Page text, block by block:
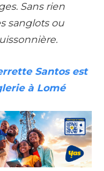
Sans rien
sanglots ou
Santos est
à Lomé